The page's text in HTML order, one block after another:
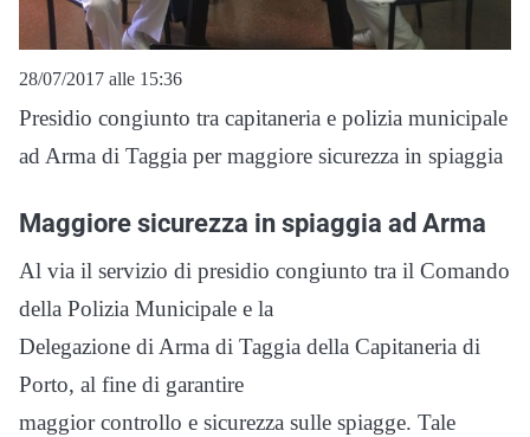
28/07/2017 alle 15:36
Presidio congiunto tra capitaneria e polizia municipale
ad Arma di Taggia per maggiore sicurezza in spiaggia
Maggiore sicurezza in spiaggia ad Arma
Al via il servizio di presidio congiunto tra il Comando
della Polizia Municipale e la
Delegazione di Arma di Taggia della Capitaneria di
Porto, al fine di garantire
maggior controllo e sicurezza sulle spiagge. Tale